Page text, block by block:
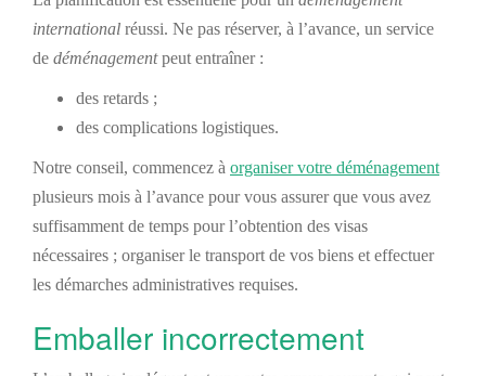
international réussi. Ne pas réserver, à l’avance, un service
de déménagementpeut entraîner :
des retards ;
des complications logistiques.
Notre conseil, commencez à organiser votre déménagement
plusieurs mois à l’avance pour vous assurerque vous avez
suffisamment de temps pourl’obtention des visas
nécessaires ; organiser le transport de vos biens et effectuer
les démarches administratives requises.
Emballer incorrectement